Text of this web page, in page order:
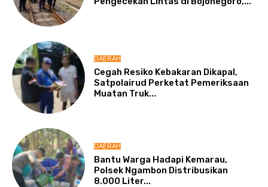
DAERAH
Cegah Resiko Kebakaran Dikapal,
Satpolairud Perketat Pemeriksaan
Muatan Truk...
DAERAH
Bantu Warga Hadapi Kemarau,
Polsek Ngambon Distribusikan
8.000 Liter...